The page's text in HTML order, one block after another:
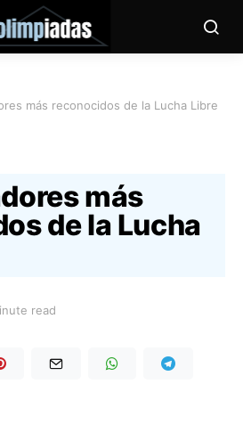
más reconocidos de la Lucha Libre
más
de la Lucha
read